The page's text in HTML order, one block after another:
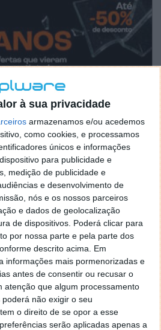
à sua privacidade
armazenamos e/ou acedemos
como cookies, e processamos
únicos e informações
para publicidade e
medição de publicidade e
e desenvolvimento de
nós e os nossos parceiros
e dados de geolocalização
de dispositivos. Poderá clicar para
por nossa parte e pela parte dos
descrito acima. Em
informações mais pormenorizadas e
antes de consentir ou recusar o
atenção que algum processamento
não exigir o seu
o direito de se opor a esse
serão aplicadas apenas a